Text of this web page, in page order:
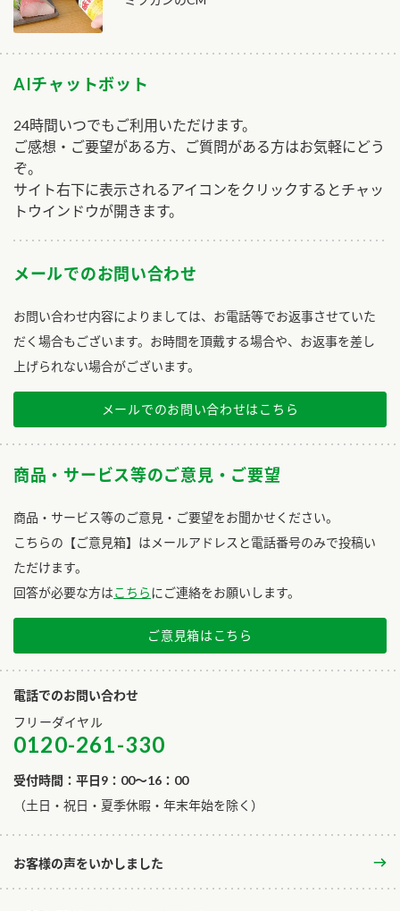
AIチャットボット
24時間いつでもご利用いただけます。
ご感想・ご要望がある方、ご質問がある方はお気軽にどう
ぞ。
サイト右下に表示されるアイコンをクリックするとチャッ
トウインドウが開きます。
メールでのお問い合わせ
お問い合わせ内容によりましては、お電話等でお返事させていた
だく場合もございます。お時間を頂戴する場合や、お返事を差し
上げられない場合がございます。
メールでのお問い合わせはこちら
商品・サービス等のご意見・ご要望
商品・サービス等のご意見・ご要望をお聞かせください。
こちらの【ご意見箱】はメールアドレスと電話番号のみで投稿い
ただけます。
回答が必要な方はこちらにご連絡をお願いします。
ご意見箱はこちら
電話でのお問い合わせ
フリーダイヤル
0120-261-330
受付時間：平日9：00～16：00
​（土日・祝日・夏季休暇・年末年始を除く）
お客様の声をいかしました